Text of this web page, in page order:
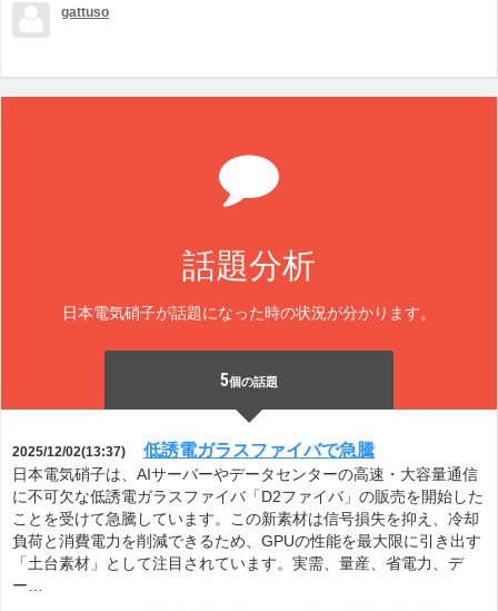
gattuso
話題分析
日本電気硝子が話題になった時の状況が分かります。
5個の話題
2025/12/02(13:37) 低誘電ガラスファイバで急騰
日本電気硝子は、AIサーバーやデータセンターの高速・大容量通信
に不可欠な低誘電ガラスファイバ「D2ファイバ」の販売を開始した
ことを受けて急騰しています。この新素材は信号損失を抑え、冷却
負荷と消費電力を削減できるため、GPUの性能を最大限に引き出す
「土台素材」として注目されています。実需、量産、省電力、デ
ー…